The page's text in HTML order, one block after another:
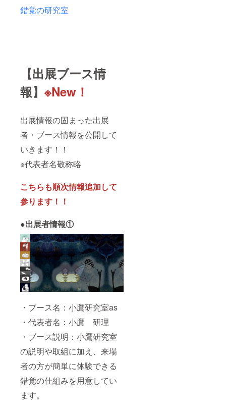
錯覚の研究室
【出展ブース情
報】 ※New！
出展情報の固まった出展
者・ブース情報を公開して
いきます！！
※代表者名敬称略
こちらも順次情報追加して
参ります！！
●出展者情報①
・ブース名：小鷹研究室as
・代表者名：小鷹 研理
・ブース説明：小鷹研究室
の説明や取組に加え、来場
者の方が簡単に体験できる
錯覚の仕組みを用意してい
ます。